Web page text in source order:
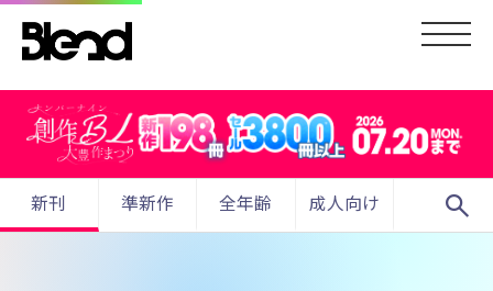
新刊 準新作 全年齢 成人向け search